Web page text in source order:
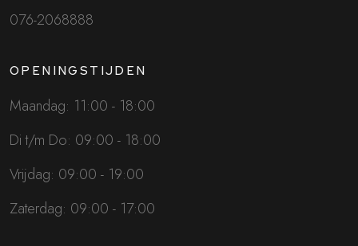
076-2068888
OPENINGSTIJDEN
Maandag: 11:00 - 18:00
Di t/m Do: 09:00 - 18:00
Vrijdag: 09:00 - 19:00
Zaterdag: 09:00 - 17:00